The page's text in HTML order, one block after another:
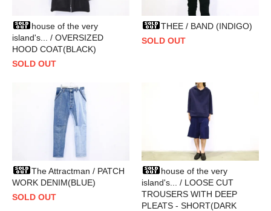
house of the very
island's... / OVERSIZED
HOOD COAT(BLACK)
SOLD OUT
THEE / BAND (INDIGO)
SOLD OUT
The Attractman / PATCH
WORK DENIM(BLUE)
SOLD OUT
house of the very
island's... / LOOSE CUT
TROUSERS WITH DEEP
PLEATS - SHORT(DARK